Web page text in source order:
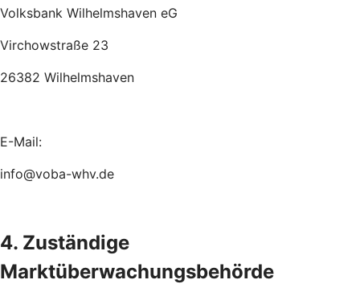
Volksbank Wilhelmshaven eG
Virchowstraße 23
26382 Wilhelmshaven
E-Mail:
info@voba-whv.de
4. Zuständige
Marktüberwachungsbehörde